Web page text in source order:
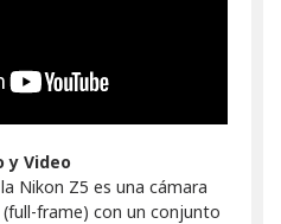
y Video
Nikon Z5 es una cámara
frame) con un conjunto